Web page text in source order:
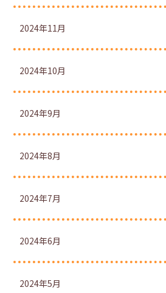
2024年11月
2024年10月
2024年9月
2024年8月
2024年7月
2024年6月
2024年5月